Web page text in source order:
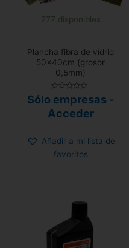
277 disponibles
Plancha fibra de vídrio
50x40cm (grosor
0,5mm)
con
0
de
Sólo empresas -
Acceder
Añadir a mi lista de
favoritos